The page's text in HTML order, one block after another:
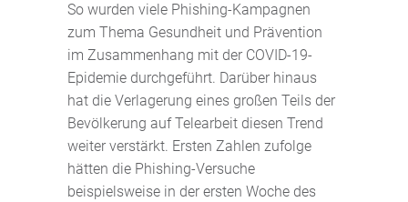
So wurden viele Phishing-Kampagnen
zum Thema Gesundheit und Prävention
im Zusammenhang mit der COVID-19-
Epidemie durchgeführt. Darüber hinaus
hat die Verlagerung eines großen Teils der
Bevölkerung auf Telearbeit diesen Trend
weiter verstärkt. Ersten Zahlen zufolge
hätten die Phishing-Versuche
beispielsweise in der ersten Woche des